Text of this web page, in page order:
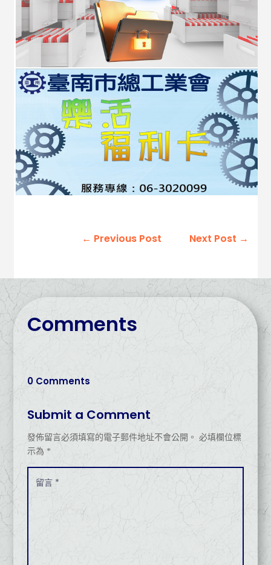
← Previous Post Next Post →
Comments
0 Comments
Submit a Comment
發佈留言必須填寫的電子郵件地址不會公開。 必填欄位標
示為 *